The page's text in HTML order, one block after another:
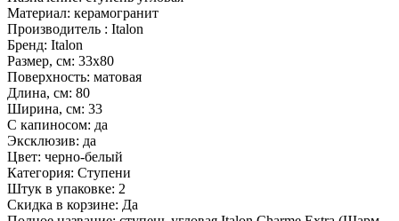
Материал: керамогранит
Производитель : Italon
Бренд: Italon
Размер, см: 33х80
Поверхность: матовая
Длина, см: 80
Ширина, см: 33
С капиносом: да
Эксклюзив: да
Цвет: черно-белый
Категория: Ступени
Штук в упаковке: 2
Скидка в корзине: Да